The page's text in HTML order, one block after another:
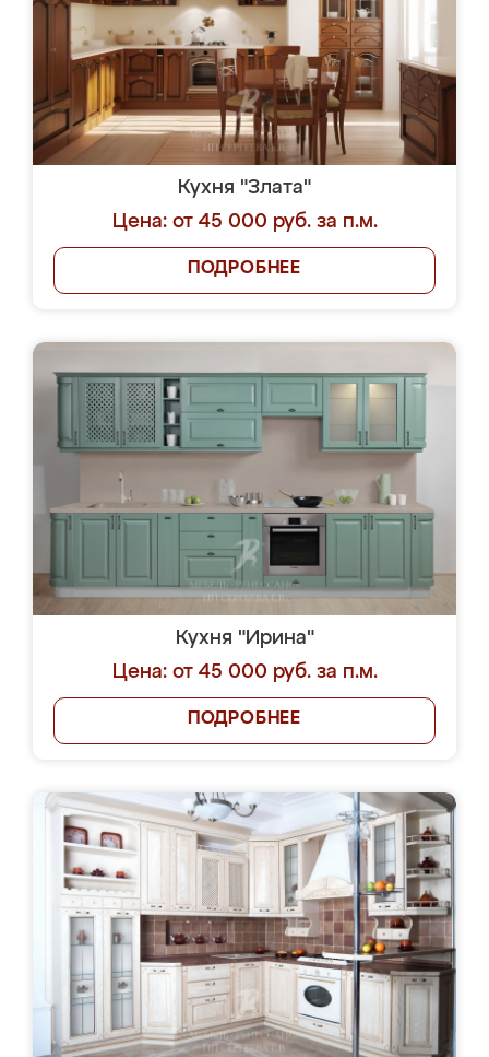
Кухня "Злата"
Цена: от 45 000 руб. за п.м.
ПОДРОБНЕЕ
Кухня "Ирина"
Цена: от 45 000 руб. за п.м.
ПОДРОБНЕЕ